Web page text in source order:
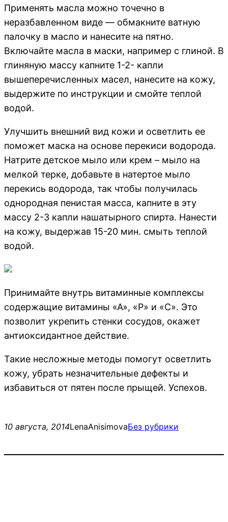
Применять масла можно точечно в
неразбавленном виде — обмакните ватную
палочку в масло и нанесите на пятно.
Включайте масла в маски, например с глиной. В
глиняную массу капните 1-2- капли
вышеперечисленных масел, нанесите на кожу,
выдержите по инструкции и смойте теплой
водой.
Улучшить внешний вид кожи и осветлить ее
поможет маска на основе перекиси водорода.
Натрите детское мыло или крем – мыло на
мелкой терке, добавьте в натертое мыло
перекись водорода, так чтобы получилась
однородная пенистая масса, капните в эту
массу 2-3 капли нашатырного спирта. Нанести
на кожу, выдержав 15-20 мин. смыть теплой
водой.
Принимайте внутрь витаминные комплексы
содержащие витамины «А», «Р» и «С». Это
позволит укрепить стенки сосудов, окажет
антиоксидантное действие.
Такие несложные методы помогут осветлить
кожу, убрать незначительные дефекты и
избавиться от пятен после прыщей. Успехов.
10 августа, 2014LenaAnisimovaБез рубрики